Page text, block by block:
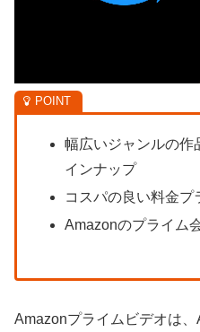
幅広いジャンルの作
インナップ
コスパの良い料金プ
Amazonのプライム
Amazonプライムビデオは